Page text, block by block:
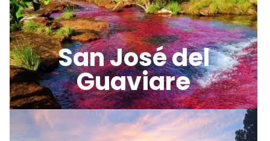
San José del
Guaviare